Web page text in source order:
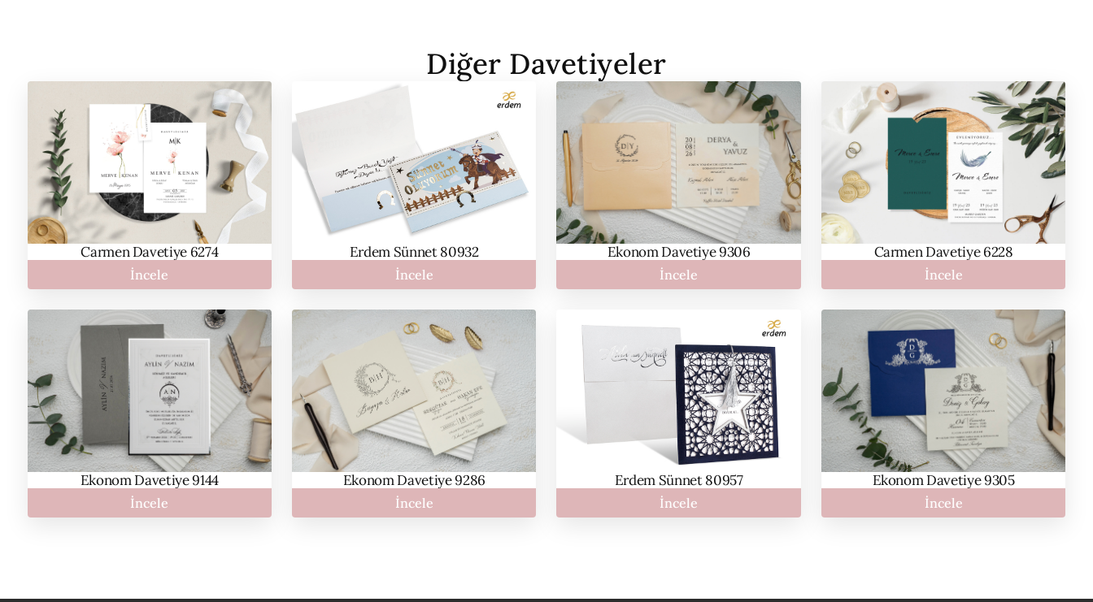
Diğer Davetiyeler
Carmen Davetiye 6274
İncele
Erdem Sünnet 80932
İncele
Ekonom Davetiye 9306
İncele
Carmen Davetiye 6228
İncele
Ekonom Davetiye 9144
İncele
Ekonom Davetiye 9286
İncele
Erdem Sünnet 80957
İncele
Ekonom Davetiye 9305
İncele